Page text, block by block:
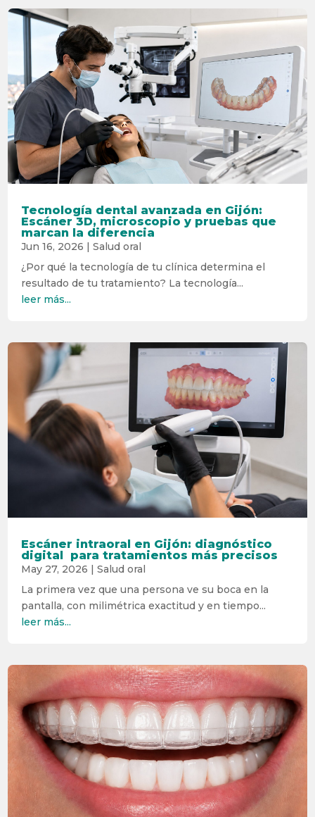
Tecnología dental avanzada en Gijón:
Escáner 3D, microscopio y pruebas que
marcan la diferencia
Jun 16, 2026 |Salud oral
¿Por qué la tecnología de tu clínica determina el
resultado de tu tratamiento? La tecnología...
leer más...
Escáner intraoral en Gijón: diagnóstico
digital para tratamientos más precisos
May 27, 2026 |Salud oral
La primera vez que una persona ve su boca en la
pantalla, con milimétrica exactitud y en tiempo...
leer más...